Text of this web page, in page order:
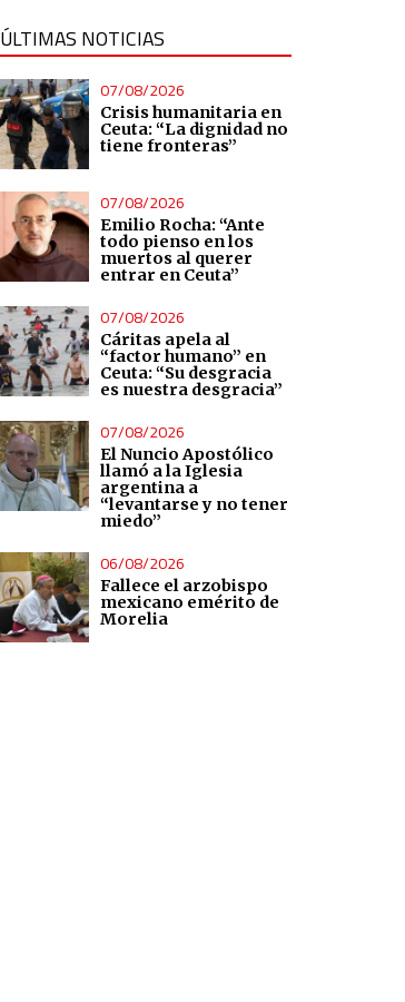
ÚLTIMAS NOTICIAS
07/08/2026
Crisis humanitaria en
Ceuta: “La dignidad no
tiene fronteras”
07/08/2026
Emilio Rocha: “Ante
todo pienso en los
muertos al querer
entrar en Ceuta”
07/08/2026
Cáritas apela al
“factor humano” en
Ceuta: “Su desgracia
es nuestra desgracia”
07/08/2026
El Nuncio Apostólico
llamó a la Iglesia
argentina a
“levantarse y no tener
miedo”
06/08/2026
Fallece el arzobispo
mexicano emérito de
Morelia